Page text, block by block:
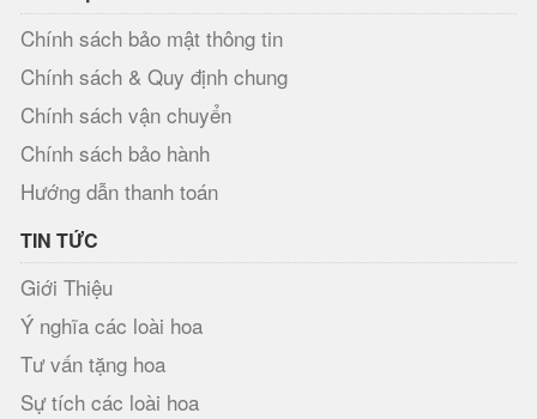
Chính sách bảo mật thông tin
Chính sách & Quy định chung
Chính sách vận chuyển
Chính sách bảo hành
Hướng dẫn thanh toán
TIN TỨC
Giới Thiệu
Ý nghĩa các loài hoa
Tư vấn tặng hoa
Sự tích các loài hoa